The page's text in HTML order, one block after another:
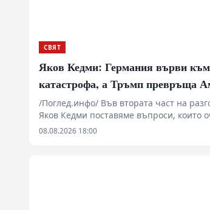
СВЯТ
Яков Кедми: Германия върви към
катастрофа, а Тръмп превръща
посмешище
/Поглед.инфо/ Във втората част на
Яков Кедми поставяме въпроси, които
далеч по-опасна картина от
08.08.2026 18:00